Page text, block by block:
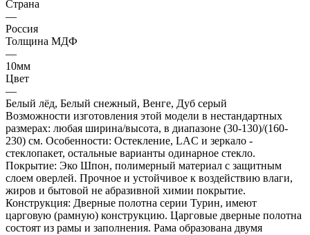
Страна
—
Россия
Толщина МДФ
—
10мм
Цвет
—
Белый лёд, Белый снежный, Венге, Дуб серый
Возможности изготовления этой модели в нестандартных
размерах: любая ширина/высота, в диапазоне (30-130)/(160-
230) см. Особенности: Остекление, LAC и зеркало -
стеклопакет, остальные варианты одинарное стекло.
Покрытие: Эко Шпон, полимерный материал с защитным
слоем оверлей. Прочное и устойчивое к воздействию влаги,
жиров и бытовой не абразивной химии покрытие.
Конструкция: Дверные полотна серии Турин, имеют
царговую (рамную) конструкцию. Царговые дверные полотна
состоят из рамы и заполнения. Рама образована двумя